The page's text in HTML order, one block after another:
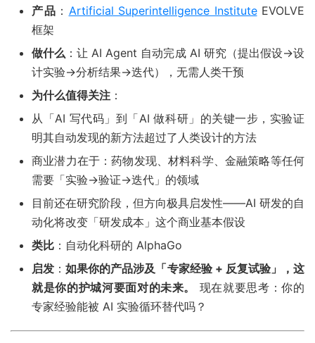
产品 ： Artificial Superintelligence InstituteEVOLVE
框架
做什么 ：让 AI Agent 自动完成 AI 研究（提出假设→设
计实验→分析结果→迭代），无需人类干预
为什么值得关注 ：
从「AI 写代码」到「AI 做科研」的关键一步，实验证
明其自动发现的新方法超过了人类设计的方法
商业潜力在于：药物发现、材料科学、金融策略等任何
需要「实验→验证→迭代」的领域
目前还在研究阶段，但方向极具启发性——AI 研发的自
动化将改变「研发成本」这个商业基本假设
类比 ：自动化科研的 AlphaGo
启发 ：如果你的产品涉及「专家经验 + 反复试验」，这
就是你的护城河要面对的未来。
现在就要思考：你的
专家经验能被 AI 实验循环替代吗？